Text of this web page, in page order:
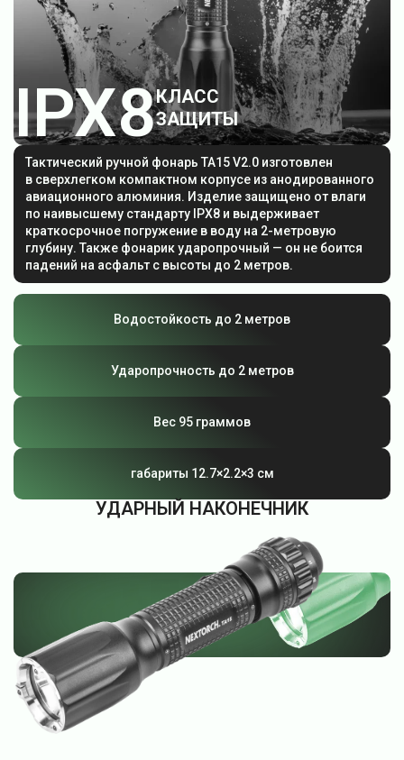
IPX8КЛАСС
ЗАЩИТЫ
Тактический ручной фонарь TA15 V2.0 изготовлен
в сверхлегком компактном корпусе из анодированного
авиационного алюминия. Изделие защищено от влаги
по наивысшему стандарту IPX8 и выдерживает
краткосрочное погружение в воду на 2-метровую
глубину. Также фонарик ударопрочный — он не боится
падений на асфальт с высоты до 2 метров.
Водостойкость до 2 метров
Ударопрочность до 2 метров
Вес 95 граммов
габариты 12.7×2.2×3 см
УДАРНЫЙ НАКОНЕЧНИК